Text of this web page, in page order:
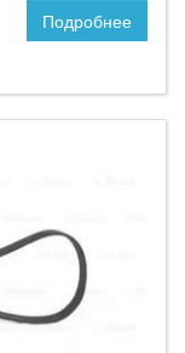
Подробнее